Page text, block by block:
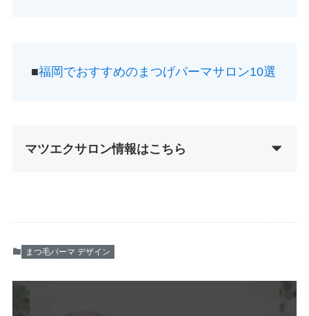
■福岡でおすすめのまつげパーマサロン10選
マツエクサロン情報はこちら
まつ毛パーマ デザイン